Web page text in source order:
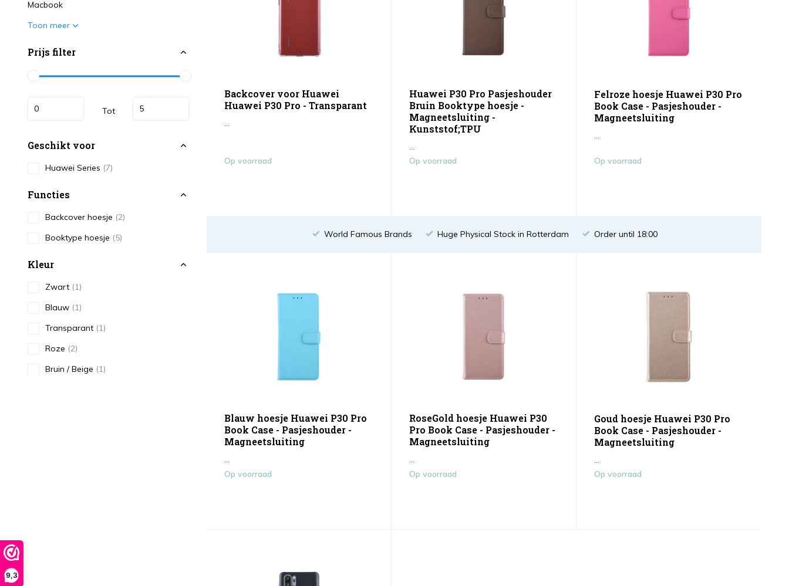
9,3
Macbook
Toon meer
Prijs filter
Tot
Geschikt voor
Huawei Series (7)
Functies
Backcover hoesje (2)
Booktype hoesje (5)
Kleur
Zwart (1)
Blauw (1)
Transparant (1)
Roze (2)
Bruin / Beige (1)
Backcover voor Huawei
Huawei P30 Pro - Transparant
...
Op voorraad
Huawei P30 Pro Pasjeshouder
Bruin Booktype hoesje -
Magneetsluiting -
Kunststof;TPU
...
Op voorraad
Felroze hoesje Huawei P30 Pro
Book Case - Pasjeshouder -
Magneetsluiting
...
Op voorraad
World Famous Brands Huge Physical Stock in Rotterdam Order until 18:00
Blauw hoesje Huawei P30 Pro
Book Case - Pasjeshouder -
Magneetsluiting
...
Op voorraad
RoseGold hoesje Huawei P30
Pro Book Case - Pasjeshouder -
Magneetsluiting
...
Op voorraad
Goud hoesje Huawei P30 Pro
Book Case - Pasjeshouder -
Magneetsluiting
...
Op voorraad